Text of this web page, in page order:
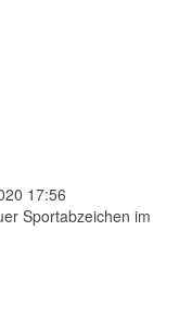
17:56
Sportabzeichen im